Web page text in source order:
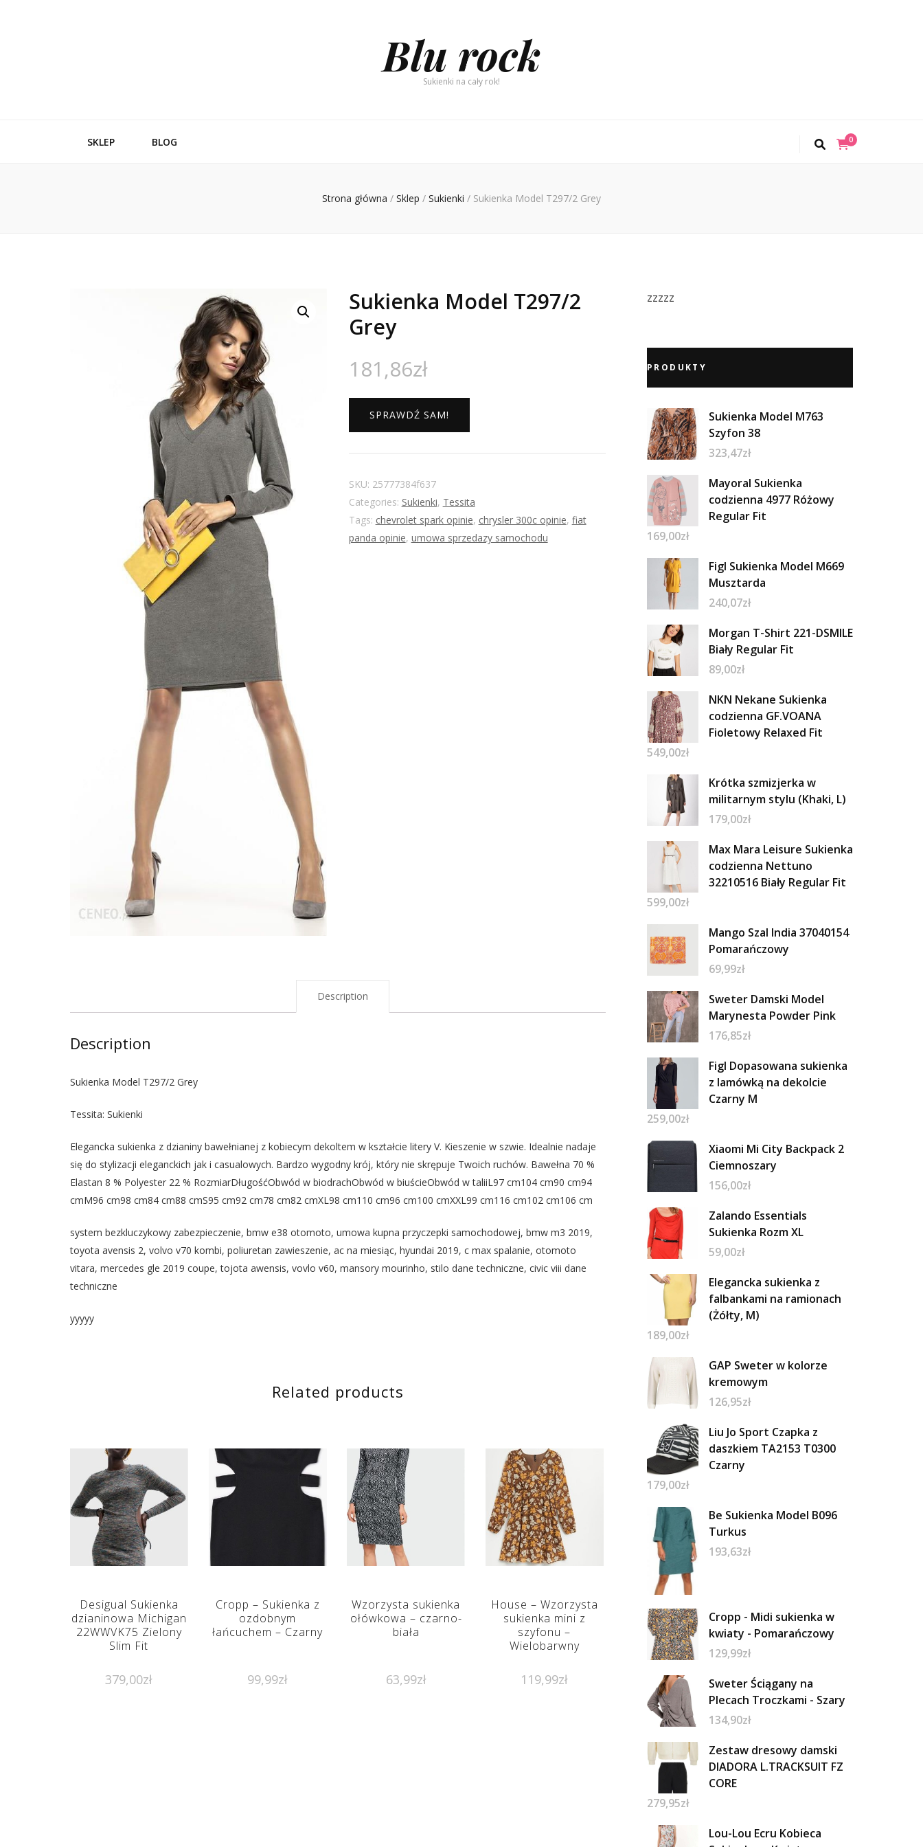
Blu rock
Sukienki na cały rok!
SKLEP BLOG 0
Strona główna / Sklep / Sukienki / Sukienka Model T297/2 Grey
Sukienka Model T297/2
Grey
181,86zł
SPRAWDŹ SAM!
SKU: 25777384f637
Categories: Sukienki, Tessita
Tags: chevrolet spark opinie, chrysler 300c opinie, fiat
panda opinie, umowa sprzedazy samochodu
Description
Description
Sukienka Model T297/2 Grey
Tessita: Sukienki
Elegancka sukienka z dzianiny bawełnianej z kobiecym dekoltem w kształcie litery V. Kieszenie w szwie. Idealnie nadaje
się do stylizacji eleganckich jak i casualowych. Bardzo wygodny krój, który nie skrępuje Twoich ruchów. Bawełna 70 %
Elastan 8 % Polyester 22 % RozmiarDługośćObwód w biodrachObwód w biuścieObwód w taliiL97 cm104 cm90 cm94
cmM96 cm98 cm84 cm88 cmS95 cm92 cm78 cm82 cmXL98 cm110 cm96 cm100 cmXXL99 cm116 cm102 cm106 cm
system bezkluczykowy zabezpieczenie, bmw e38 otomoto, umowa kupna przyczepki samochodowej, bmw m3 2019,
toyota avensis 2, volvo v70 kombi, poliuretan zawieszenie, ac na miesiąc, hyundai 2019, c max spalanie, otomoto
vitara, mercedes gle 2019 coupe, tojota awensis, vovlo v60, mansory mourinho, stilo dane techniczne, civic viii dane
techniczne
yyyyy
Related products
Desigual Sukienka
dzianinowa Michigan
22WWVK75 Zielony
Slim Fit
379,00zł
Cropp – Sukienka z
ozdobnym
łańcuchem – Czarny
99,99zł
Wzorzysta sukienka
ołówkowa – czarno-
biała
63,99zł
House – Wzorzysta
sukienka mini z
szyfonu –
Wielobarwny
119,99zł
zzzzz
PRODUKTY
Sukienka Model M763
Szyfon 38
323,47zł
Mayoral Sukienka
codzienna 4977 Różowy
Regular Fit
169,00zł
Figl Sukienka Model M669
Musztarda
240,07zł
Morgan T-Shirt 221-DSMILE
Biały Regular Fit
89,00zł
NKN Nekane Sukienka
codzienna GF.VOANA
Fioletowy Relaxed Fit
549,00zł
Krótka szmizjerka w
militarnym stylu (Khaki, L)
179,00zł
Max Mara Leisure Sukienka
codzienna Nettuno
32210516 Biały Regular Fit
599,00zł
Mango Szal India 37040154
Pomarańczowy
69,99zł
Sweter Damski Model
Marynesta Powder Pink
176,85zł
Figl Dopasowana sukienka
z lamówką na dekolcie
Czarny M
259,00zł
Xiaomi Mi City Backpack 2
Ciemnoszary
156,00zł
Zalando Essentials
Sukienka Rozm XL
59,00zł
Elegancka sukienka z
falbankami na ramionach
(Żółty, M)
189,00zł
GAP Sweter w kolorze
kremowym
126,95zł
Liu Jo Sport Czapka z
daszkiem TA2153 T0300
Czarny
179,00zł
Be Sukienka Model B096
Turkus
193,63zł
Cropp - Midi sukienka w
kwiaty - Pomarańczowy
129,99zł
Sweter Ściągany na
Plecach Troczkami - Szary
134,90zł
Zestaw dresowy damski
DIADORA L.TRACKSUIT FZ
CORE
279,95zł
Lou-Lou Ecru Kobieca